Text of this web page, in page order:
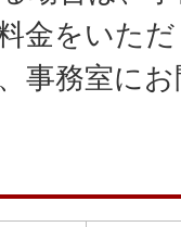
金をいた
事務室に